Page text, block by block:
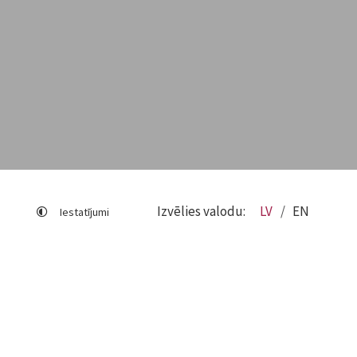
Iestatījumi Izvēlies valodu: LV EN